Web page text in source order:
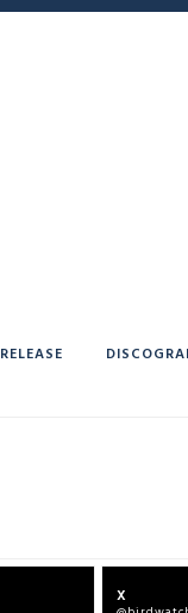
RELEASE
X